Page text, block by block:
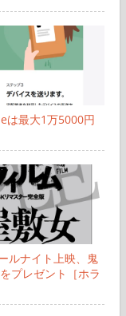
は最大1万5000円
ルナイト上映、鬼
プレゼント［ホラ